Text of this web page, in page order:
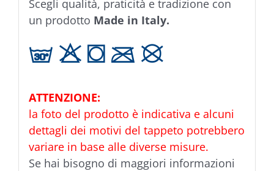
Scegli qualità, praticità e tradizione con
un prodotto Made in Italy.
g H T C K
ATTENZIONE:
la foto del prodotto è indicativa e alcuni
dettagli dei motivi del tappeto potrebbero
variare in base alle diverse misure.
Se hai bisogno di maggiori informazioni